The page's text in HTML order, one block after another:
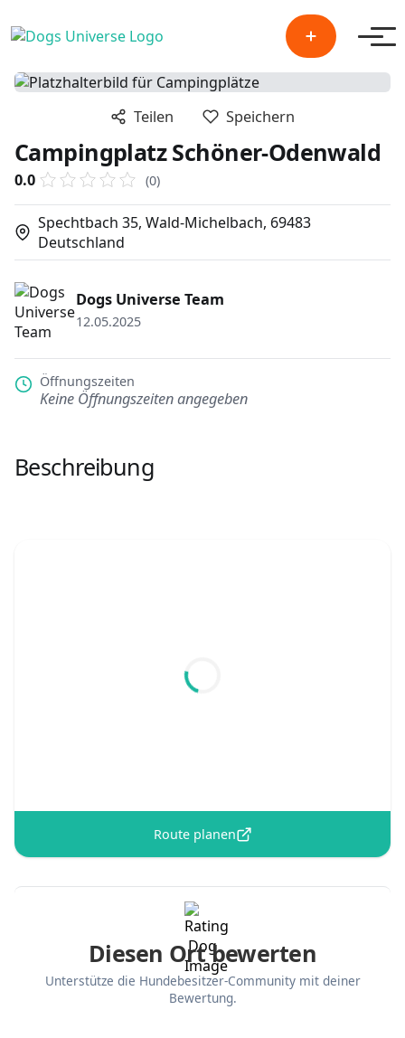
Teilen Speichern
Campingplatz Schöner-Odenwald
0.0 (0)
Spechtbach 35, Wald-Michelbach, 69483
Deutschland
Dogs Universe Team
12.05.2025
Öffnungszeiten
Keine Öffnungszeiten angegeben
Beschreibung
Route planen
Diesen Ort bewerten
Unterstütze die Hundebesitzer-Community mit deiner
Bewertung.